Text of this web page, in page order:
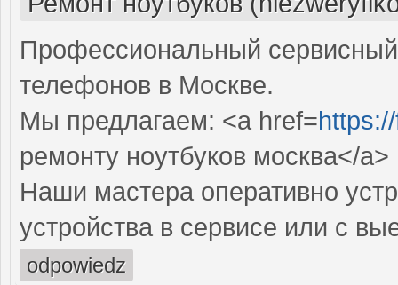
Профессиональный
телефонов в Москве.
Мы предлагаем: <a href=
ремонту ноутбуков москва</a>
Наши мастера оперативно
устройства в сервисе или с
odpowiedz